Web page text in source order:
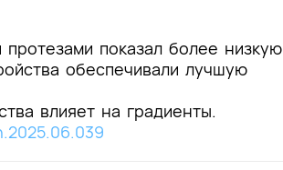
показал более низкую
обеспечивали лучшую
влияет на градиенты.